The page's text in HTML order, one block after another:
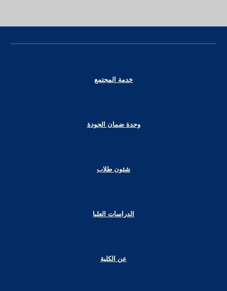
خدمة المجتمع
وحدة ضمان الجودة
شئون طلاب
الدراسات العليا
عن الكلية